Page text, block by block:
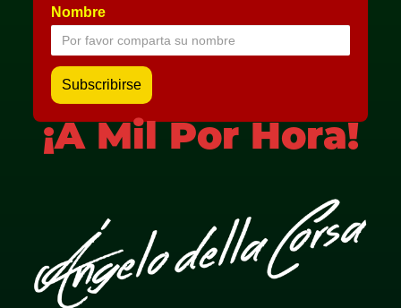
Nombre
¡A Mil Por Hora!